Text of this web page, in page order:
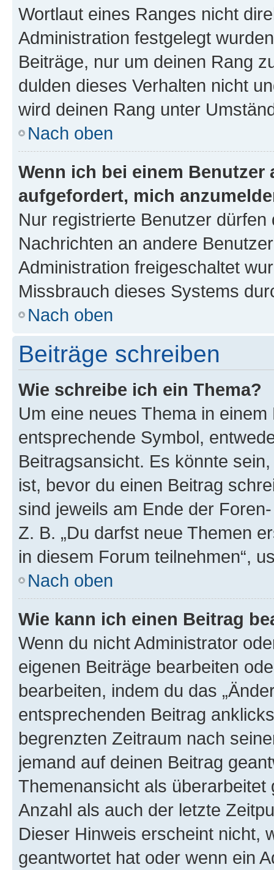
Wortlaut eines Ranges nicht
Administration festgelegt
Beiträge, nur um deinen Rang
dulden dieses Verhalten nicht
wird deinen Rang unter
Nach oben
Wenn ich bei einem
aufgefordert, mich
Nur registrierte Benutzer
Nachrichten an andere
Administration freigeschaltet
Missbrauch dieses Systems
Nach oben
Beiträge schreiben
Wie schreibe ich ein Thema?
Um eine neues Thema in
entsprechende Symbol,
Beitragsansicht. Es könnte
ist, bevor du einen Beitrag
sind jeweils am Ende der
Z. B. „Du darfst neue Themen
in diesem Forum teilnehmen“,
Nach oben
Wie kann ich einen Beitrag
Wenn du nicht Administrator
eigenen Beiträge bearbeiten
bearbeiten, indem du das
entsprechenden Beitrag
begrenzten Zeitraum nach
jemand auf deinen Beitrag
Themenansicht als
Anzahl als auch der letzte
Dieser Hinweis erscheint nicht,
geantwortet hat oder wenn ein